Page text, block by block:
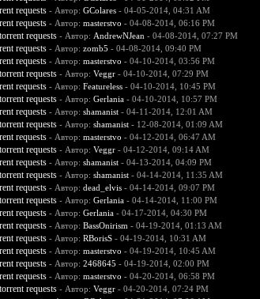
requests - Автор: GColares- 04-05-2014, 04:31 AM
requests - Автор: masterstvo - 04-08-2014, 06:16 PM
requests - Автор: AndrewNJean - 04-08-2014, 07:27 PM
requests - Автор: zomb5 - 04-08-2014, 09:40 PM
requests - Автор: masterstvo - 04-10-2014, 03:56 PM
requests - Автор: Veggr- 04-10-2014, 07:29 PM
requests - Автор: Featureless- 04-10-2014, 10:45 PM
requests - Автор: Gerlania- 04-10-2014, 10:57 PM
requests - Автор: shamanist- 04-11-2014, 12:01 AM
requests - Автор: shamanist- 12-08-2014, 01:09 AM
requests - Автор: masterstvo - 04-12-2014, 06:47 AM
requests - Автор: Veggr- 04-12-2014, 09:14 AM
requests - Автор: shamanist- 04-13-2014, 04:09 PM
requests - Автор: shamanist- 04-14-2014, 11:35 AM
requests - Автор: dead_elvis- 04-14-2014, 09:07 PM
requests - Автор: Gerlania- 04-14-2014, 11:00 PM
requests - Автор: Gerlania- 04-17-2014, 04:30 PM
requests - Автор: BassOnirism - 04-19-2014, 01:13 AM
requests - Автор: RBorisS- 04-19-2014, 10:31 AM
requests - Автор: masterstvo - 04-19-2014, 10:45 AM
requests - Автор: 2468645 - 04-19-2014, 02:00 PM
requests - Автор: masterstvo - 04-20-2014, 06:58 PM
requests - Автор: Veggr- 04-20-2014, 07:24 PM